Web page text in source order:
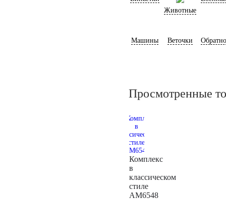
Животные
Машины Веточки
Просмотренные
Комплекс
в
классическом
стиле
AM6548